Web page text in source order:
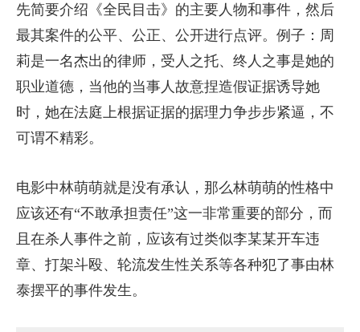
先简要介绍《全民目击》的主要人物和事件，然后
最其案件的公平、公正、公开进行点评。例子：周
莉是一名杰出的律师，受人之托、终人之事是她的
职业道德，当他的当事人故意捏造假证据诱导她
时，她在法庭上根据证据的据理力争步步紧逼，不
可谓不精彩。
电影中林萌萌就是没有承认，那么林萌萌的性格中
应该还有“不敢承担责任”这一非常重要的部分，而
且在杀人事件之前，应该有过类似李某某开车违
章、打架斗殴、轮流发生性关系等各种犯了事由林
泰摆平的事件发生。